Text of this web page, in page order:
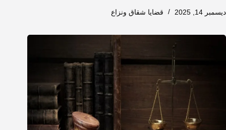
ديسمبر 14, 2025 قضايا شقاق ونزاع